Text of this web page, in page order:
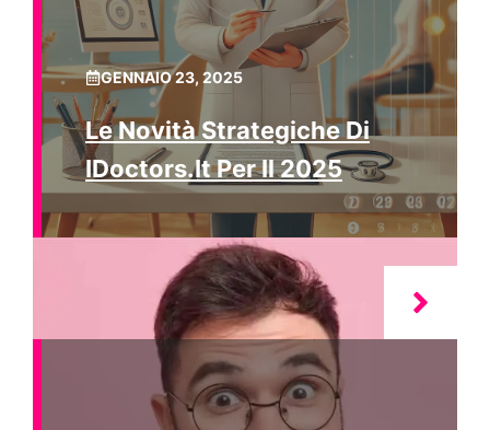
GENNAIO 23, 2025
Le Novità Strategiche Di
IDoctors.it Per Il 2025